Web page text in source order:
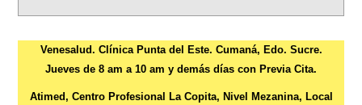
Venesalud. Clínica Punta del Este. Cumaná, Edo. Sucre.
Jueves de 8 am a 10 am y demás días con Previa Cita.
Atimed, Centro Profesional La Copita, Nivel Mezanina, Local